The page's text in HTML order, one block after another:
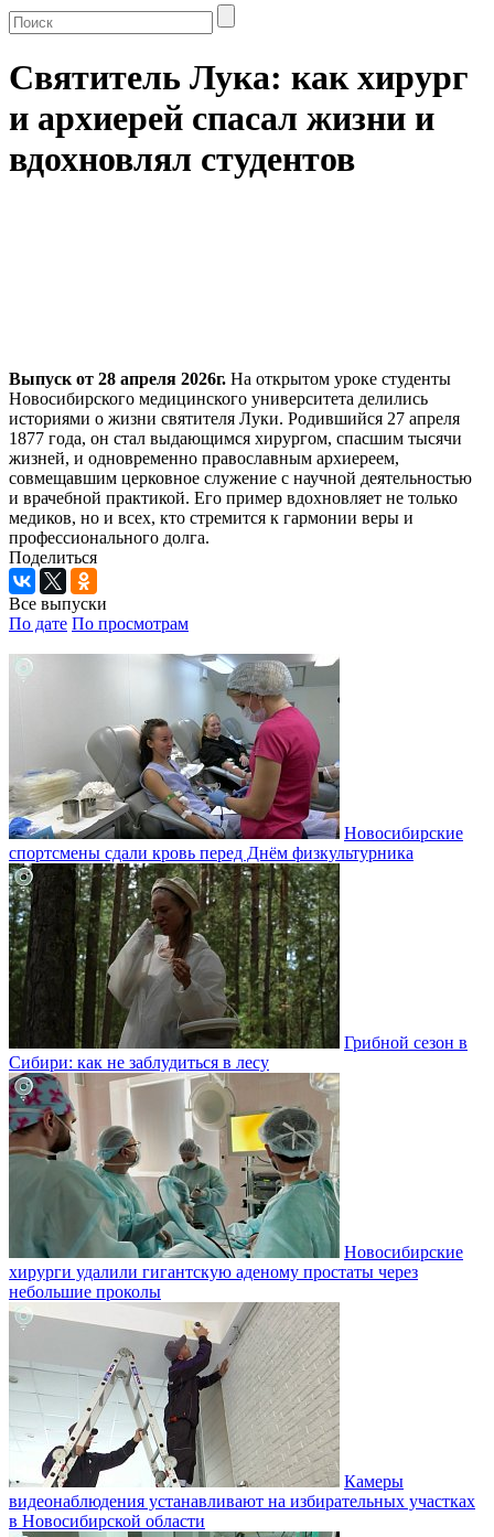
Святитель Лука: как хирург
и архиерей спасал жизни и
вдохновлял студентов
Выпуск от 28 апреля 2026г. На открытом уроке студенты
Новосибирского медицинского университета делились
историями о жизни святителя Луки. Родившийся 27 апреля
1877 года, он стал выдающимся хирургом, спасшим тысячи
жизней, и одновременно православным архиереем,
совмещавшим церковное служение с научной деятельностью
и врачебной практикой. Его пример вдохновляет не только
медиков, но и всех, кто стремится к гармонии веры и
профессионального долга.
Поделиться
Все выпуски
По дате По просмотрам
Новосибирские
спортсмены сдали кровь перед Днём физкультурника
Грибной сезон в
Сибири: как не заблудиться в лесу
Новосибирские
хирурги удалили гигантскую аденому простаты через
небольшие проколы
Камеры
видеонаблюдения устанавливают на избирательных участках
в Новосибирской области